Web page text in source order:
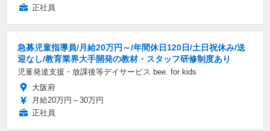
正社員
急募児童指導員/月給20万円～/年間休日120日/土日祝休み/送
迎なし/教育業界大手開発の教材・スタッフ研修制度あり
児童発達支援・放課後等デイサービス bee. for kids
大阪府
月給20万円～30万円
正社員